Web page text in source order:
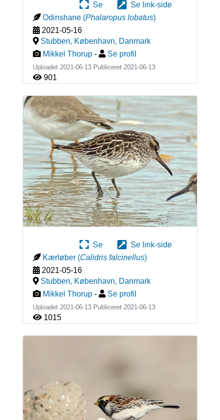
Se
Se link-side
Odinshane (Phalaropus lobatus)
2021-05-16
Stubben, København, Danmark
Mikkel Thorup - Se profil
Uploadet 2021-06-13 Publiceret 2021-06-13
901
Se
Se link-side
Kærløber (Calidris falcinellus)
2021-05-16
Stubben, København, Danmark
Mikkel Thorup - Se profil
Uploadet 2021-06-13 Publiceret 2021-06-13
1015